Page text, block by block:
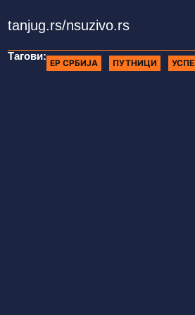
tanjug.rs/nsuzivo.rs
Тагови:
ЕР СРБИЈА ПУТНИЦИ